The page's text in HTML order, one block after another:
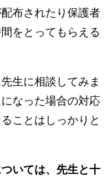
布されたり保護者
をとってもらえる
生に相談してみま
なった場合の対応
ことはしっかりと
いては、先生と十